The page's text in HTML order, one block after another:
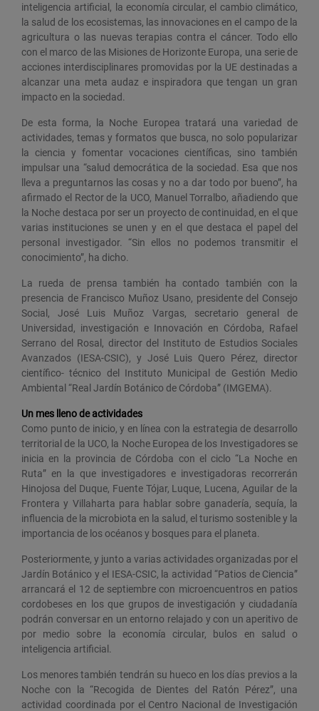
inteligencia artificial, la economía circular, el cambio climático,
la salud de los ecosistemas, las innovaciones en el campo de la
agricultura o las nuevas terapias contra el cáncer. Todo ello
con el marco de las Misiones de Horizonte Europa, una serie de
acciones interdisciplinares promovidas por la UE destinadas a
alcanzar una meta audaz e inspiradora que tengan un gran
impacto en la sociedad.
De esta forma, la Noche Europea tratará una variedad de
actividades, temas y formatos que busca, no solo popularizar
la ciencia y fomentar vocaciones científicas, sino también
impulsar una “salud democrática de la sociedad. Esa que nos
lleva a preguntarnos las cosas y no a dar todo por bueno”, ha
afirmado el Rector de la UCO, Manuel Torralbo, añadiendo que
la Noche destaca por ser un proyecto de continuidad, en el que
varias instituciones se unen y en el que destaca el papel del
personal investigador. “Sin ellos no podemos transmitir el
conocimiento”, ha dicho.
La rueda de prensa también ha contado también con la
presencia de Francisco Muñoz Usano, presidente del Consejo
Social, José Luis Muñoz Vargas, secretario general de
Universidad, investigación e Innovación en Córdoba, Rafael
Serrano del Rosal, director del Instituto de Estudios Sociales
Avanzados (IESA-CSIC), y José Luis Quero Pérez, director
científico- técnico del Instituto Municipal de Gestión Medio
Ambiental “Real Jardín Botánico de Córdoba” (IMGEMA).
Un mes lleno de actividades
Como punto de inicio, y en línea con la estrategia de desarrollo
territorial de la UCO, la Noche Europea de los Investigadores se
inicia en la provincia de Córdoba con el ciclo “La Noche en
Ruta” en la que investigadores e investigadoras recorrerán
Hinojosa del Duque, Fuente Tójar, Luque, Lucena, Aguilar de la
Frontera y Villaharta para hablar sobre ganadería, sequía, la
influencia de la microbiota en la salud, el turismo sostenible y la
importancia de los océanos y bosques para el planeta.
Posteriormente, y junto a varias actividades organizadas por el
Jardín Botánico y el IESA-CSIC, la actividad “Patios de Ciencia”
arrancará el 12 de septiembre con microencuentros en patios
cordobeses en los que grupos de investigación y ciudadanía
podrán conversar en un entorno relajado y con un aperitivo de
por medio sobre la economía circular, bulos en salud o
inteligencia artificial.
Los menores también tendrán su hueco en los días previos a la
Noche con la “Recogida de Dientes del Ratón Pérez”, una
actividad coordinada por el Centro Nacional de Investigación